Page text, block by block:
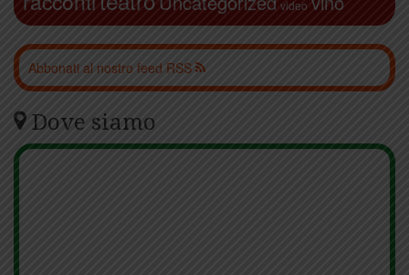
video
Abbonati al nostro feed RSS
Dove siamo